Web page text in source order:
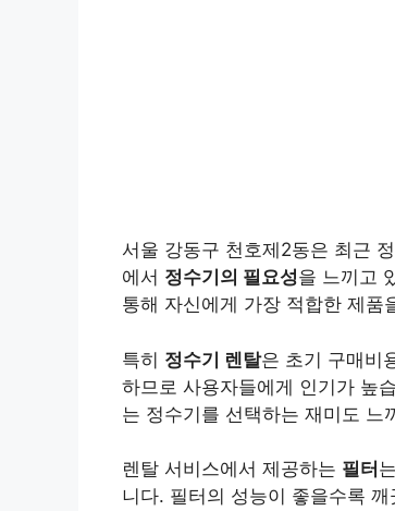
서울 강동구 천호제2동은 최근
에서 정수기의 필요성을 느끼고
통해 자신에게 가장 적합한 제품
특히 정수기 렌탈은 초기 구매비
하므로 사용자들에게 인기가 높
는 정수기를 선택하는 재미도 느
렌탈 서비스에서 제공하는 필터
니다. 필터의 성능이 좋을수록